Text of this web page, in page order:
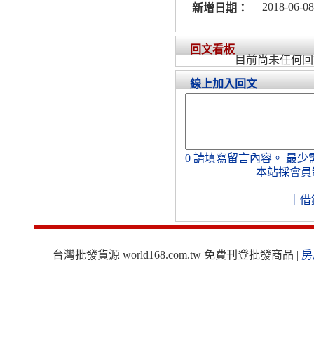
新增日期： 2018-06-
回文看板
目前尚未任何
線上加入回文
0 請填寫留言內容。 最少
本站採會員
借
台灣批發貨源 world168.com.tw 免費刊登批發商品 |